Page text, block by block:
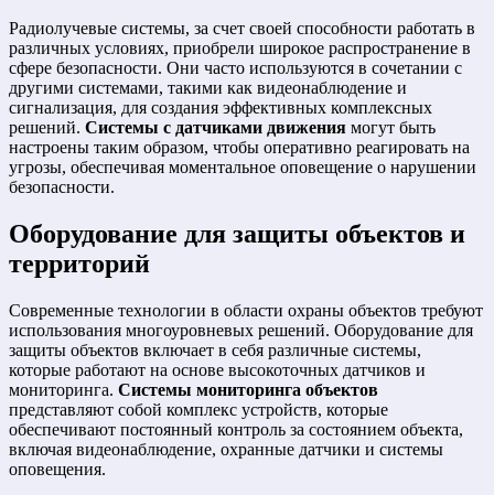
Радиолучевые системы, за счет своей способности работать в
различных условиях, приобрели широкое распространение в
сфере безопасности. Они часто используются в сочетании с
другими системами, такими как видеонаблюдение и
сигнализация, для создания эффективных комплексных
решений. Системы с датчиками движения могут быть
настроены таким образом, чтобы оперативно реагировать на
угрозы, обеспечивая моментальное оповещение о нарушении
безопасности.
Оборудование для защиты объектов и
территорий
Современные технологии в области охраны объектов требуют
использования многоуровневых решений. Оборудование для
защиты объектов включает в себя различные системы,
которые работают на основе высокоточных датчиков и
мониторинга. Системы мониторинга объектов
представляют собой комплекс устройств, которые
обеспечивают постоянный контроль за состоянием объекта,
включая видеонаблюдение, охранные датчики и системы
оповещения.